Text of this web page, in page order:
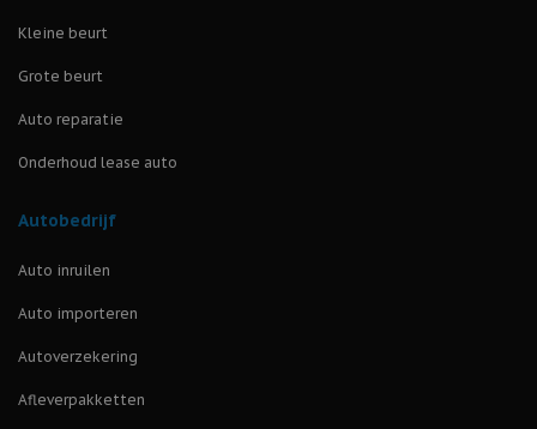
Kleine beurt
Grote beurt
Auto reparatie
Onderhoud lease auto
Autobedrijf
Auto inruilen
Auto importeren
Autoverzekering
Afleverpakketten